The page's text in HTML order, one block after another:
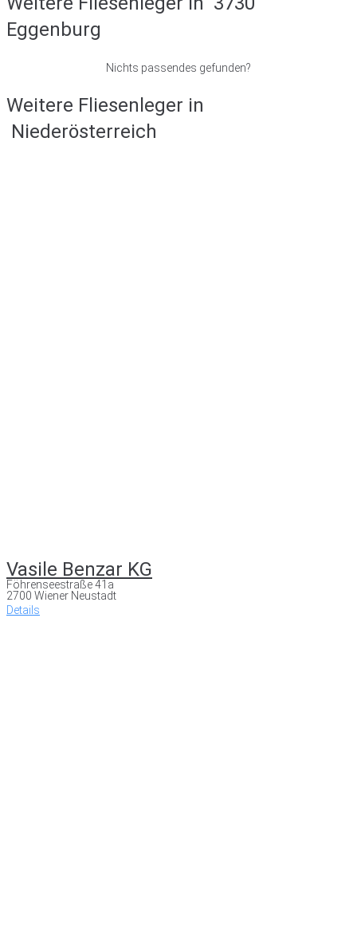
Eggenburg
Nichts passendes gefunden?
Weitere Fliesenleger in
Niederösterreich
Vasile Benzar KG
Föhrenseestraße 41a
2700 Wiener Neustadt
Details